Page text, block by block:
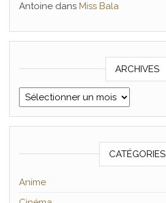
Antoine dans Miss Bala
ARCHIVES
Archives
CATÉGORIES
Anime